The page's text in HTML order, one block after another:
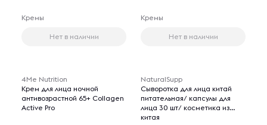
Кремы
Нет в наличии
Кремы
Нет в наличии
4Me Nutrition
Крем для лица ночной
антивозрастной 65+ Collagen
Active Pro
NaturalSupp
Сыворотка для лица китай
питательная/ капсулы для
лица 30 шт/ косметика из
китая